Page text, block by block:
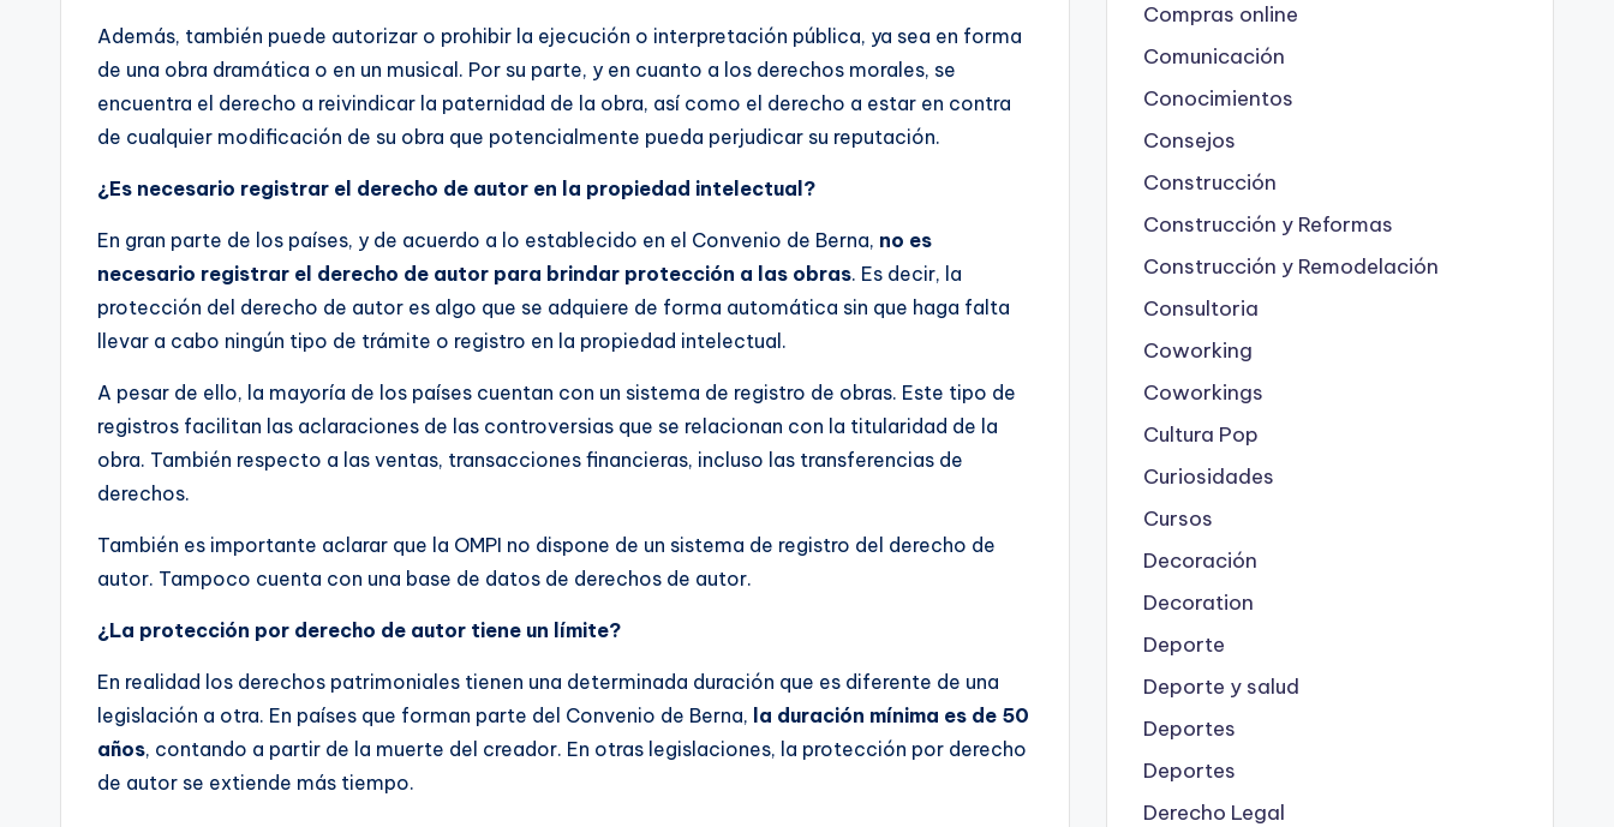
Además, también puede autorizar o prohibir la ejecución o interpretación pública, ya sea en forma
de una obra dramática o en un musical. Por su parte, y en cuanto a los derechos morales, se
encuentra el derecho a reivindicar la paternidad de la obra, así como el derecho a estar en contra
de cualquier modificación de su obra que potencialmente pueda perjudicar su reputación.
¿Es necesario registrar el derecho de autor en la propiedad intelectual?
En gran parte de los países, y de acuerdo a lo establecido en el Convenio de Berna, no es
necesario registrar el derecho de autor para brindar protección a las obras. Es decir, la
protección del derecho de autor es algo que se adquiere de forma automática sin que haga falta
llevar a cabo ningún tipo de trámite o registro en la propiedad intelectual.
A pesar de ello, la mayoría de los países cuentan con un sistema de registro de obras. Este tipo de
registros facilitan las aclaraciones de las controversias que se relacionan con la titularidad de la
obra. También respecto a las ventas, transacciones financieras, incluso las transferencias de
derechos.
También es importante aclarar que la OMPI no dispone de un sistema de registro del derecho de
autor. Tampoco cuenta con una base de datos de derechos de autor.
¿La protección por derecho de autor tiene un límite?
En realidad los derechos patrimoniales tienen una determinada duración que es diferente de una
legislación a otra. En países que forman parte del Convenio de Berna, la duración mínima es de 50
años, contando a partir de la muerte del creador. En otras legislaciones, la protección por derecho
de autor se extiende más tiempo.
Compras online
Comunicación
Conocimientos
Consejos
Construcción
Construcción y Reformas
Construcción y Remodelación
Consultoria
Coworking
Coworkings
Cultura Pop
Curiosidades
Cursos
Decoración
Decoration
Deporte
Deporte y salud
Deportes
Deportes
Derecho Legal